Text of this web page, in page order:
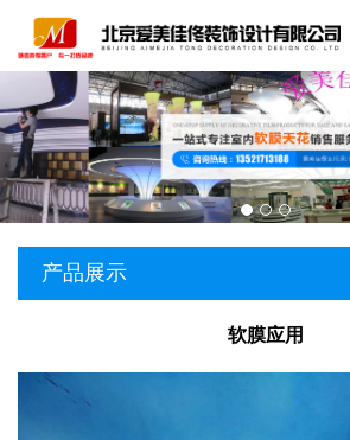
产品展示
软膜应用